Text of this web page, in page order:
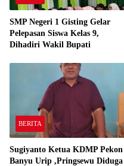
SMP Negeri 1 Gisting Gelar
Pelepasan Siswa Kelas 9,
Dihadiri Wakil Bupati
BERITA
Sugiyanto Ketua KDMP Pekon
Banyu Urip ,Pringsewu Diduga